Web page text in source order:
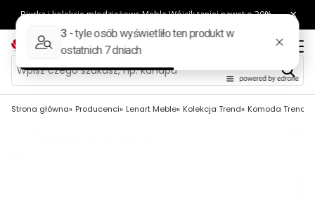
Strona główna Producenci Lenart Meble Kolekcja Trend Komoda Trend